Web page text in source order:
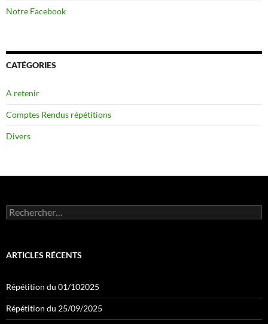
Notre Facebook
CATÉGORIES
A retenir
Comptes Rendus répétitions
Divers
Rechercher :
ARTICLES RÉCENTS
Répétition du 01/102025
Répétition du 25/09/2025